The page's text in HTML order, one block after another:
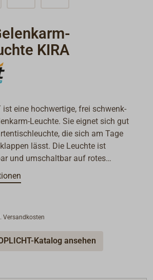
KIRA
ist eine hochwertige, frei schwenk-
Leuchte. Sie eignet sich gut
die sich am Tage
lässt. Die Leuchte ist
und umschaltbar auf rotes
mit oder ohne USB-Steckdose mit
in voll ausgeklapptem
mm.
3 Watt, für 9-32V
Versandkosten
Katalog ansehen